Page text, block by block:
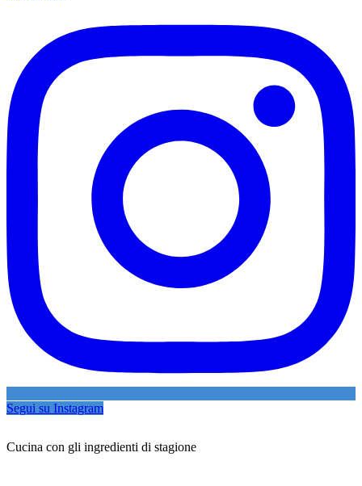
Segui su Instagram
Cucina con gli ingredienti di stagione